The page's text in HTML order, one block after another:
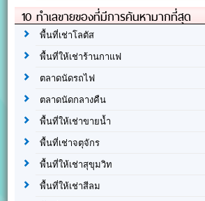
10 ทำเลขายของที่มีการค้นหามากที่สุด
พื้นที่เช่าโลตัส
พื้นที่ให้เช่าร้านกาแฟ
ตลาดนัดรถไฟ
ตลาดนัดกลางคืน
พื้นที่ให้เช่าขายน้ำ
พื้นที่เช่าจตุจักร
พื้นที่ให้เช่าสุขุมวิท
พื้นที่ให้เช่าสีลม